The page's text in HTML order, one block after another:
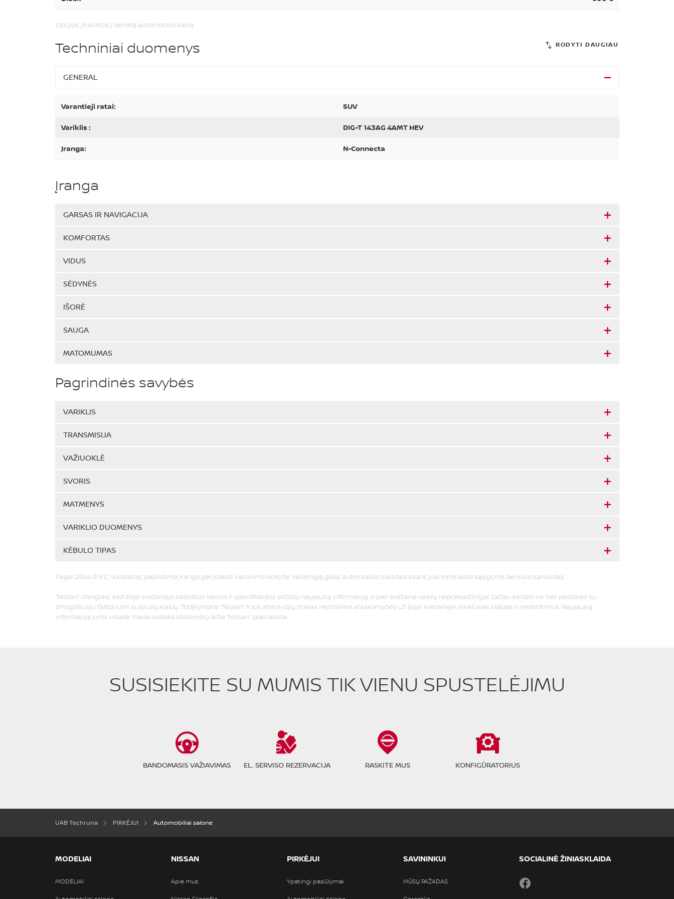
Opcijos, įtrauktos į bendrą automobilio kainą
Techniniai duomenys
GENERAL
Varantieji ratai: SUV
Variklis : DIG-T 143AG 4AMT HEV
Įranga: N-Connecta
Įranga
GARSAS IR NAVIGACIJA
KOMFORTAS
VIDUS
SĖDYNĖS
IŠORĖ
SAUGA
MATOMUMAS
Pagrindinės savybės
VARIKLIS
TRANSMISIJA
VAŽIUOKLĖ
SVORIS
MATMENYS
VARIKLIO DUOMENYS
KĖBULO TIPAS
Pagal 2004/3/EC nuostatas, papildoma įranga gali įtakoti vairavimo kokybę, keliamąją galią, automobilio savybes esant įvairioms kelio sąlygoms bei kuro sąnaudas.
“Nissan” stengiasi, kad šioje svetainėje pateiktos kainos ir specifikacijos atitiktų naujausią informaciją, o pati svetainė veiktų nepriekaištingai, tačiau kartais vis tiek pasitaiko su
žmogiškuoju faktoriumi susijusių klaidų. Todėl įmonė “Nissan” ir jos atstovybių tinklas neprisiima atsakomybės už šioje svetainėje įsivėlusias klaidas ir neatitikimus. Naujausią
informaciją jums visada mielai suteiks atstovybių arba “Nissan” specialistai.
SUSISIEKITE SU MUMIS TIK VIENU SPUSTELĖJIMU
BANDOMASIS VAŽIAVIMAS EL. SERVISO REZERVACIJA RASKITE MUS KONFIGŪRATORIUS
UAB Techruna PIRKĖJUI Automobiliai salone
MODELIAI
MODELIAI
NISSAN
Apie mus
PIRKĖJUI
Ypatingi pasiūlymai
SAVININKUI
MŪSŲ PAŽADAS
SOCIALINĖ ŽINIASKLAIDA